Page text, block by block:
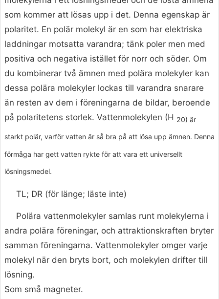
som kommer att lösas upp i det. Denna egenskap är
polaritet. En polär molekyl är en som har elektriska
laddningar motsatta varandra; tänk poler men med
positiva och negativa istället för norr och söder. Om
du kombinerar två ämnen med polära molekyler kan
dessa polära molekyler lockas till varandra snarare
än resten av dem i föreningarna de bildar, beroende
på polaritetens storlek. Vattenmolekylen (H 20) är
starkt polär, varför vatten är så bra på att lösa upp ämnen. Denna
förmåga har gett vatten rykte för att vara ett universellt
lösningsmedel.
TL; DR (för länge; läste inte)
Polära vattenmolekyler samlas runt molekylerna i
andra polära föreningar, och attraktionskraften bryter
samman föreningarna. Vattenmolekyler omger varje
molekyl när den bryts bort, och molekylen drifter till
lösning.
Som små magneter.